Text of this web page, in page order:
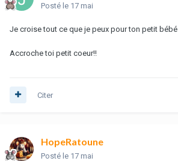
Posté le 17 mai
Je croise tout ce que je peux pour ton petit bébé
Accroche toi petit coeur!!
Citer
HopeRatoune
Posté le 17 mai